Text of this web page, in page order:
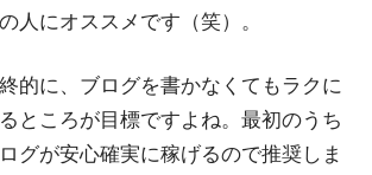
人にオススメです（笑）。
的に、ブログを書かなくてもラクに
ところが目標ですよね。最初のうち
グが安心確実に稼げるので推奨しま